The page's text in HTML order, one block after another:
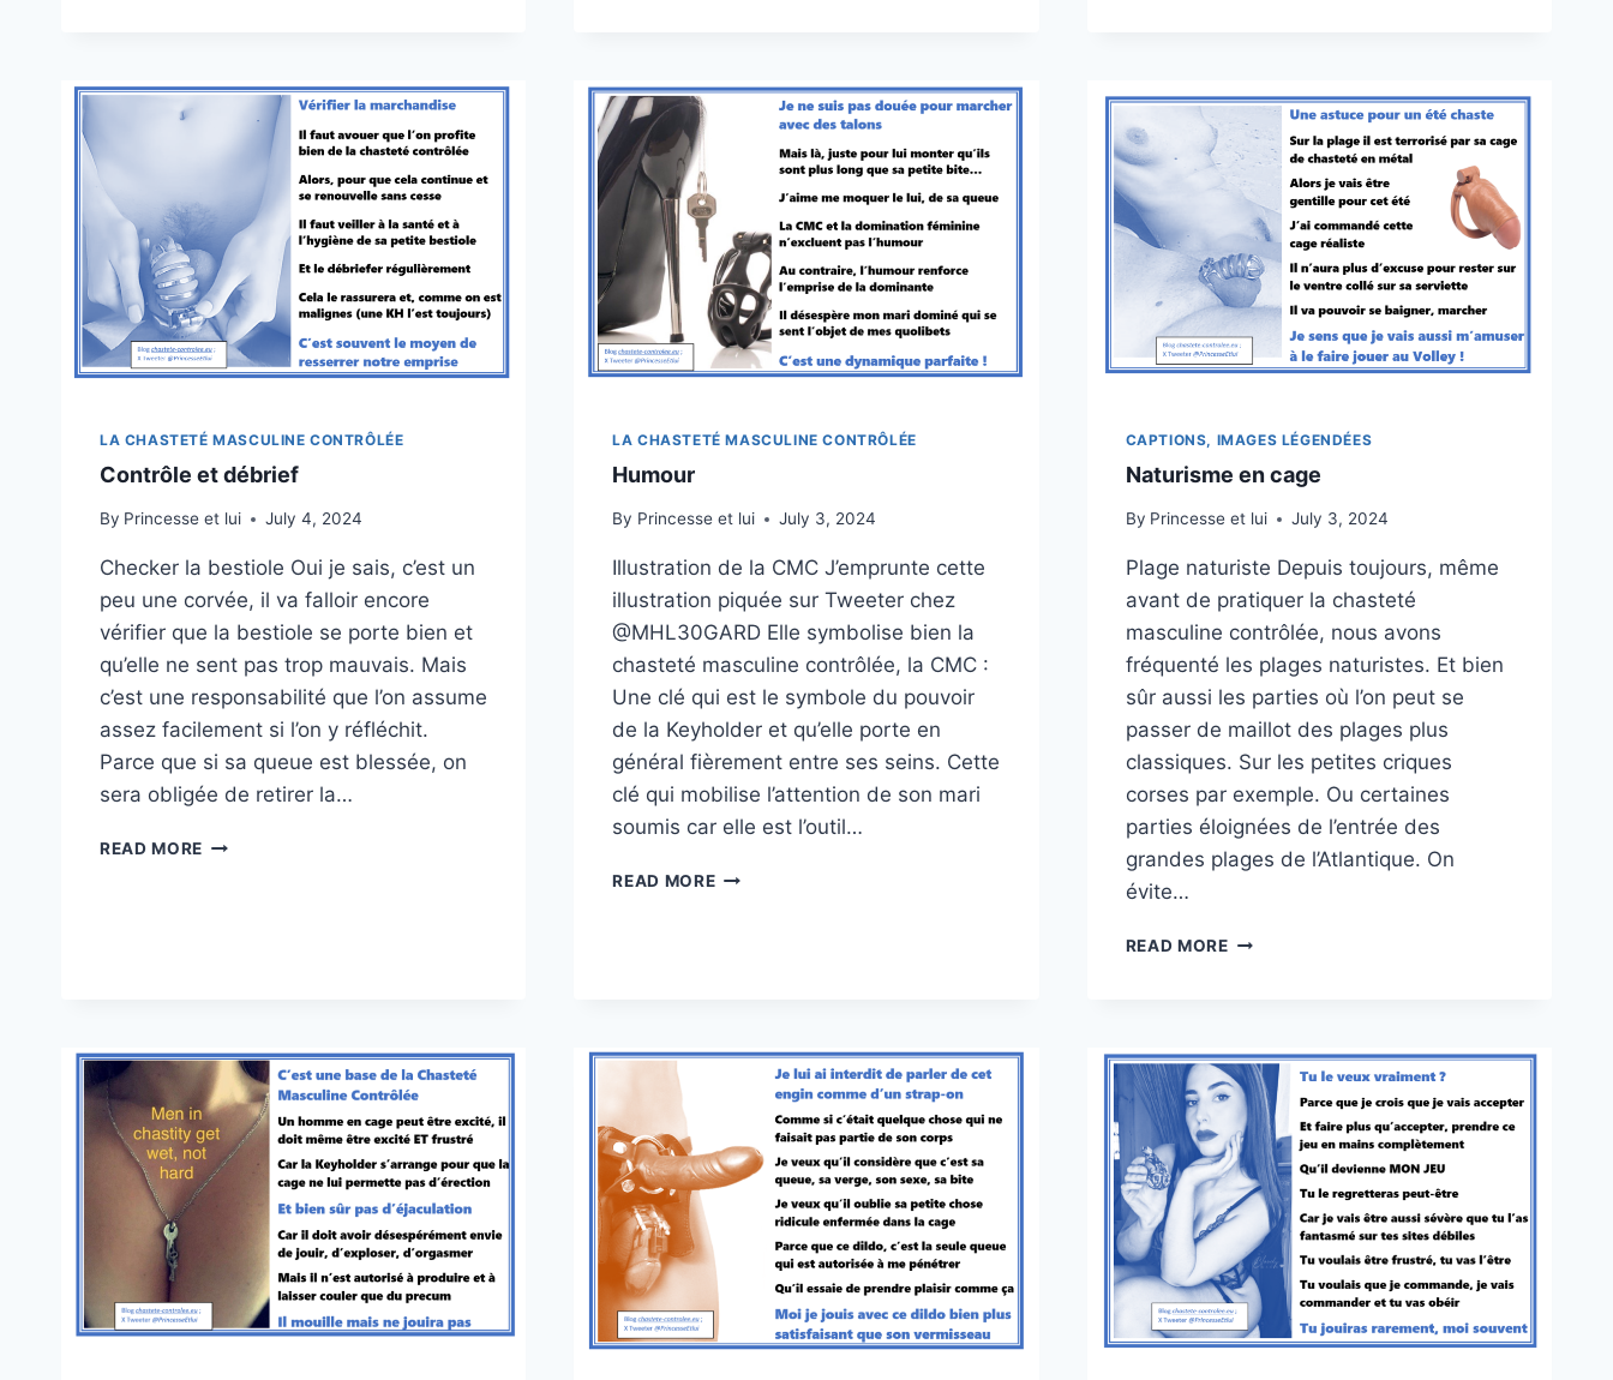
LA CHASTETÉ MASCULINE CONTRÔLÉE
Contrôle et débrief
By Princesse et lui July 4, 2024
Checker la bestiole Oui je sais, c’est un
peu une corvée, il va falloir encore
vérifier que la bestiole se porte bien et
qu’elle ne sent pas trop mauvais. Mais
c’est une responsabilité que l’on assume
assez facilement si l’on y réfléchit.
Parce que si sa queue est blessée, on
sera obligée de retirer la…
READ MORE CONTRÔLE
LA CHASTETÉ MASCULINE CONTRÔLÉE
Humour
By Princesse et lui July 3, 2024
Illustration de la CMC J’emprunte cette
illustration piquée sur Tweeter chez
@MHL30GARD Elle symbolise bien la
chasteté masculine contrôlée, la CMC :
Une clé qui est le symbole du pouvoir
de la Keyholder et qu’elle porte en
général fièrement entre ses seins. Cette
clé qui mobilise l’attention de son mari
soumis car elle est l’outil…
READ MOREHUMOUR
CAPTIONS, IMAGES LÉGENDÉES
Naturisme en cage
By Princesse et lui July 3, 2024
Plage naturiste Depuis toujours, même
avant de pratiquer la chasteté
masculine contrôlée, nous avons
fréquenté les plages naturistes. Et bien
sûr aussi les parties où l’on peut se
passer de maillot des plages plus
classiques. Sur les petites criques
corses par exemple. Ou certaines
parties éloignées de l’entrée des
grandes plages de l’Atlantique. On
évite…
READ MORENATURISME